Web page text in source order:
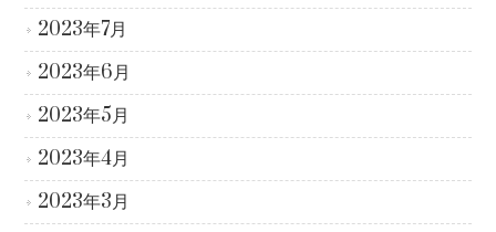
2023年7月
2023年6月
2023年5月
2023年4月
2023年3月